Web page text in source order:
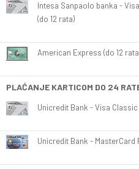
Intesa Sanpaolo banka -
(do 12 rata)
American Express (do 12
PLAĆANJE KARTICOM DO 24
Unicredit Bank - Visa
Unicredit Bank - MasterCard